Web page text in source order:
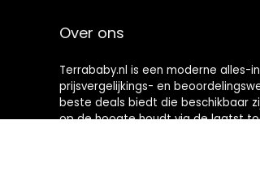
Over ons
Terrababy.nl is een moderne alles-
prijsvergelijkings- en
beste deals biedt die beschikbaar
op de hoogte houdt via de laatst